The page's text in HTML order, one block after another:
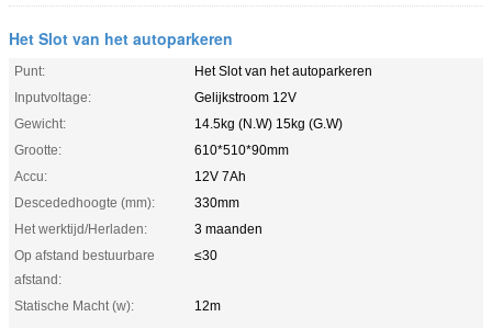
Het Slot van het autoparkeren
Punt:
Het Slot van het autoparkeren
Inputvoltage:
Gelijkstroom 12V
Gewicht:
14.5kg (N.W) 15kg (G.W)
Grootte:
610*510*90mm
Accu:
12V 7Ah
Descededhoogte (mm):
330mm
Het werktijd/Herladen:
3 maanden
Op afstand bestuurbare
afstand:
≤30
Statische Macht (w):
12m